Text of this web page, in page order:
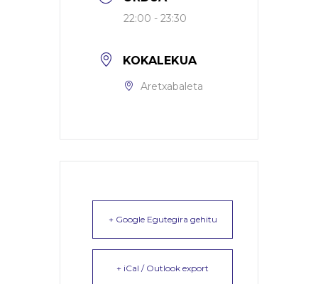
22:00 - 23:30
KOKALEKUA
Aretxabaleta
+ Google Egutegira gehitu
+ iCal / Outlook export